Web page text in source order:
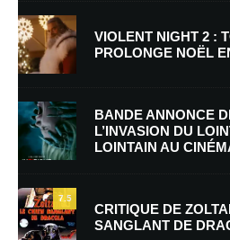
Nom*
E-mail*
Enregistrer mon nom, mon e-mail et
VIOLENT NIGHT 2 :
PROLONGE NOËL
BANDE ANNONCE
L’INVASION DU
LOINTAIN AU
7.5
CRITIQUE DE
SANGLANT DE